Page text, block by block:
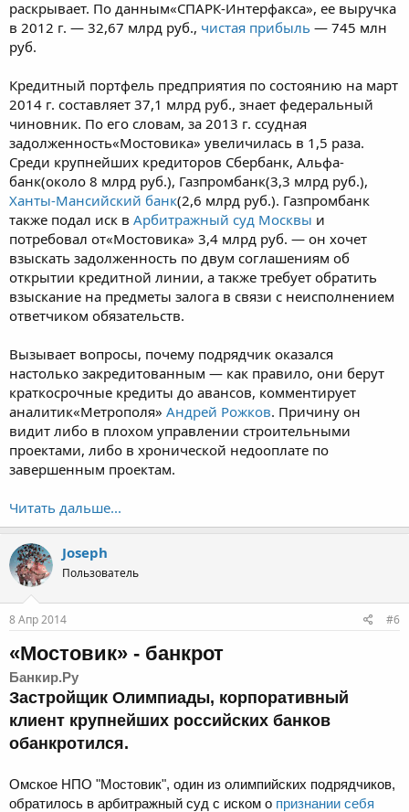
раскрывает. По данным«СПАРК-Интерфакса», ее выручка
в 2012 г. — 32,67 млрд руб., чистая прибыль — 745 млн
руб.
Кредитный портфель предприятия по состоянию на март
2014 г. составляет 37,1 млрд руб., знает федеральный
чиновник. По его словам, за 2013 г. ссудная
задолженность«Мостовика» увеличилась в 1,5 раза.
Среди крупнейших кредиторов Сбербанк, Альфа-
банк(около 8 млрд руб.), Газпромбанк(3,3 млрд руб.),
Ханты-Мансийский банк(2,6 млрд руб.). Газпромбанк
также подал иск в Арбитражный суд Москвы и
потребовал от«Мостовика» 3,4 млрд руб. — он хочет
взыскать задолженность по двум соглашениям об
открытии кредитной линии, а также требует обратить
взыскание на предметы залога в связи с неисполнением
ответчиком обязательств.
Вызывает вопросы, почему подрядчик оказался
настолько закредитованным — как правило, они берут
краткосрочные кредиты до авансов, комментирует
аналитик«Метрополя» Андрей Рожков. Причину он
видит либо в плохом управлении строительными
проектами, либо в хронической недооплате по
завершенным проектам.
Читать дальше...
Joseph
Пользователь
8 Апр 2014 #6
«Мостовик» - банкрот
Банкир.Ру
Застройщик Олимпиады, корпоративный
клиент крупнейших российских банков
обанкротился.
Омское НПО "Мостовик", один из олимпийских подрядчиков,
обратилось в арбитражный суд с иском о признании себя